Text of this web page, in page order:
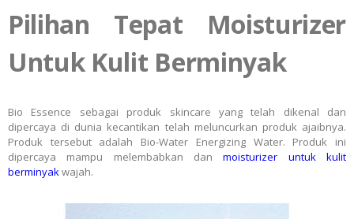
Pilihan Tepat Moisturizer
Untuk Kulit Berminyak
Bio Essence sebagai produk skincare yang telah dikenal dan
dipercaya di dunia kecantikan telah meluncurkan produk ajaibnya.
Produk tersebut adalah Bio-Water Energizing Water. Produk ini
dipercaya mampu melembabkan danmoisturizer untuk kulit
berminyakwajah.